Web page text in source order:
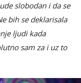
slobodan i da se
bih se deklarisala
ljudi kada
sam za i uz to